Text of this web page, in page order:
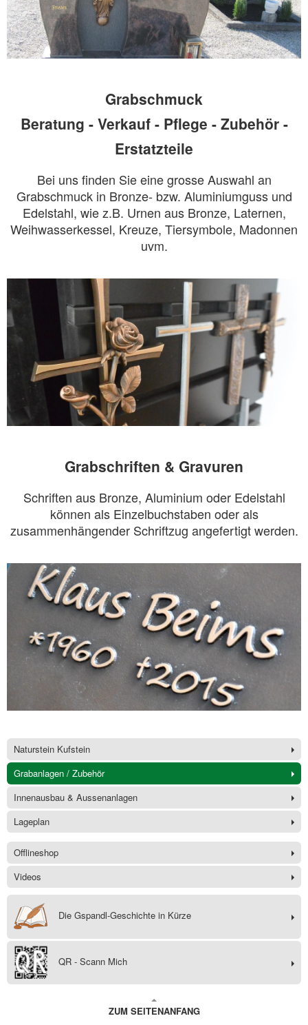
Grabschmuck
Beratung - Verkauf - Pflege - Zubehör -
Erstatzteile
Bei uns finden Sie eine grosse Auswahl an
Grabschmuck in Bronze- bzw. Aluminiumguss und
Edelstahl, wie z.B. Urnen aus Bronze, Laternen,
Weihwasserkessel, Kreuze, Tiersymbole, Madonnen
uvm.
Grabschriften & Gravuren
Schriften aus Bronze, Aluminium oder Edelstahl
können als Einzelbuchstaben oder als
zusammenhängender Schriftzug angefertigt werden.
Naturstein Kufstein
Grabanlagen / Zubehör
Innenausbau & Aussenanlagen
Lageplan
Offlineshop
Videos
Die Gspandl-Geschichte in Kürze
QR - Scann Mich
ZUM SEITENANFANG